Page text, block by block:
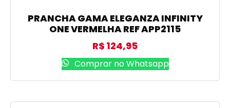
PRANCHA GAMA ELEGANZA INFINITY
ONE VERMELHA REF APP2115
R$ 124,95
Comprar no Whatsapp